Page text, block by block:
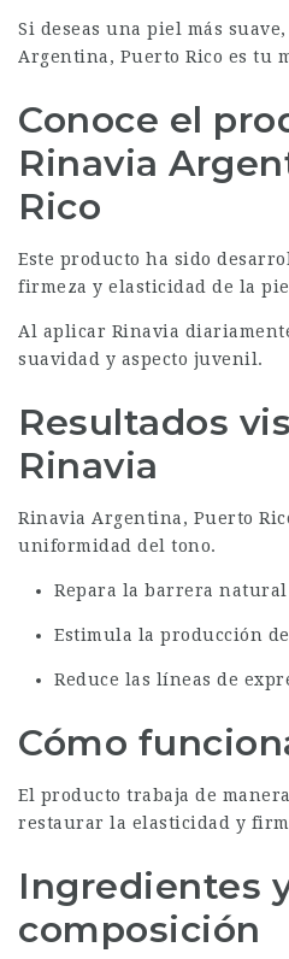
Si deseas una piel más
Argentina, Puerto Rico es tu
Conoce el
Rinavia
Rico
Este producto ha sido
firmeza y elasticidad de la
Al aplicar Rinavia
suavidad y aspecto juvenil.
Resultados
Rinavia
Rinavia Argentina, Puerto
uniformidad del tono.
Repara la barrera
Estimula la producción
Reduce las líneas de
Cómo
El producto trabaja de
restaurar la elasticidad y
Ingredientes
composición